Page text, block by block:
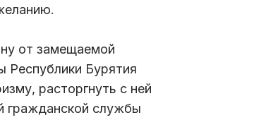
от замещаемой
Республики Бурятия
расторгнуть с ней
гражданской службы